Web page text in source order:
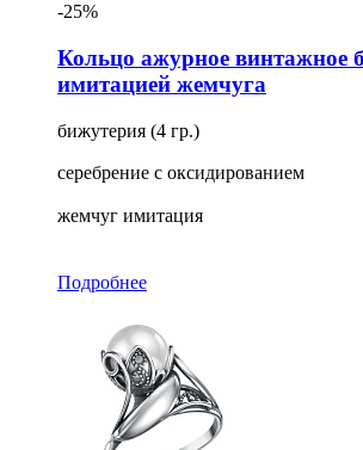
-25%
Кольцо ажурное винтажное
имитацией жемчуга
бижутерия (4 гр.)
серебрение с оксидированием
жемчуг имитация
Подробнее